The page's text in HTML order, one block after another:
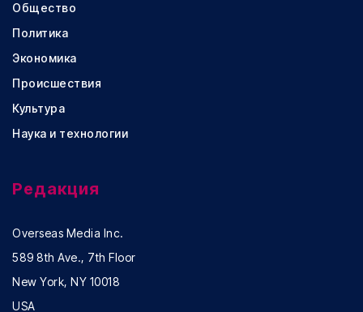
Общество
Политика
Экономика
Происшествия
Культура
Наука и технологии
Редакция
Overseas Media Inc.
589 8th Ave., 7th Floor
New York, NY 10018
USA